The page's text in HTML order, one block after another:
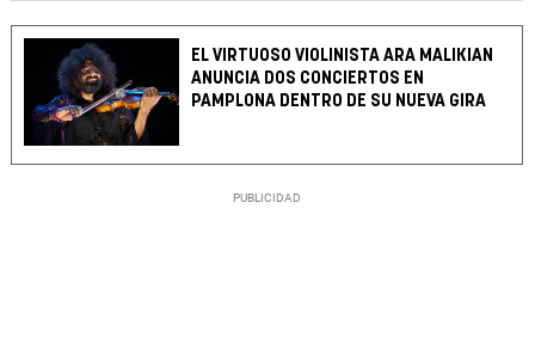
EL VIRTUOSO VIOLINISTA ARA MALIKIAN
ANUNCIA DOS CONCIERTOS EN
PAMPLONA DENTRO DE SU NUEVA GIRA